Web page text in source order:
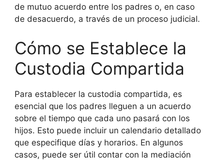
de mutuo acuerdo entre los padres o, en caso
de desacuerdo, a través de un proceso judicial.
Cómo se Establece la
Custodia Compartida
Para establecer la custodia compartida, es
esencial que los padres lleguen a un acuerdo
sobre el tiempo que cada uno pasará con los
hijos. Esto puede incluir un calendario detallado
que especifique días y horarios. En algunos
casos, puede ser útil contar con la mediación